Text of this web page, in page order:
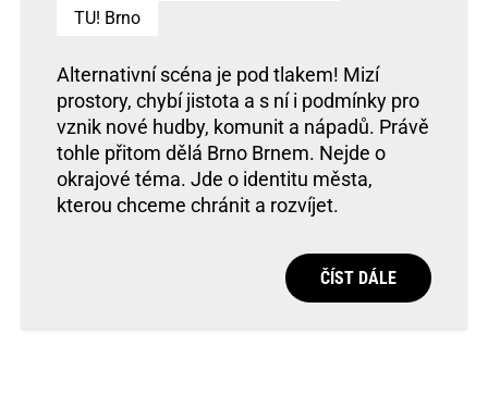
TU! Brno
Alternativní scéna je pod tlakem! Mizí
prostory, chybí jistota a s ní i podmínky pro
vznik nové hudby, komunit a nápadů. Právě
tohle přitom dělá Brno Brnem. Nejde o
okrajové téma. Jde o identitu města,
kterou chceme chránit a rozvíjet.
ČÍST DÁLE